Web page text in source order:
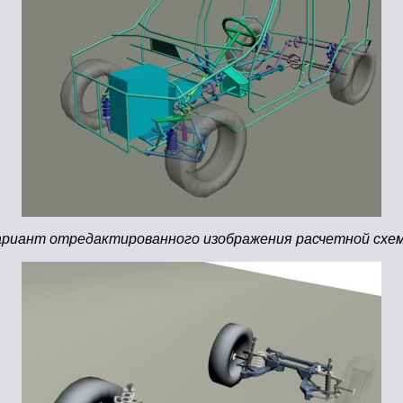
отредактированного изображения расчетной